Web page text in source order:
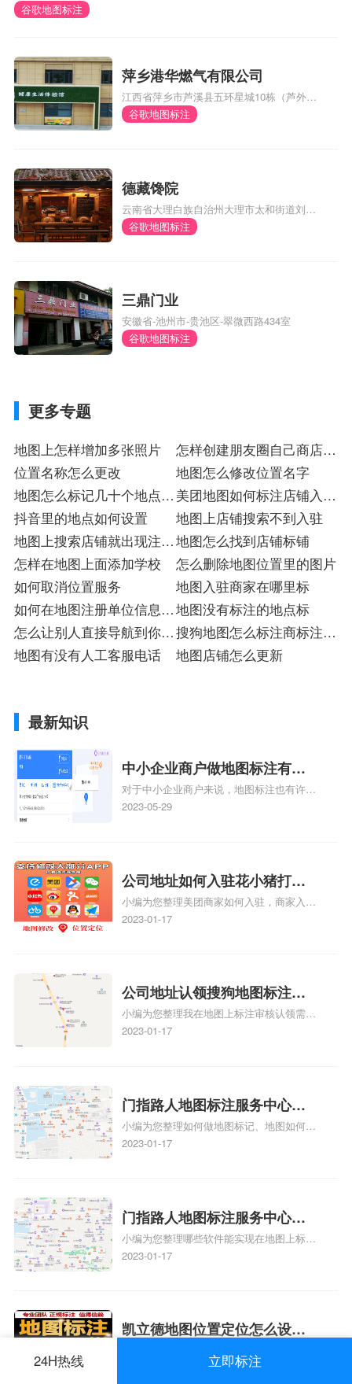
谷歌地图标注
萍乡港华燃气有限公司
江西省萍乡市芦溪县五环星城10栋（芦外和
体育馆对面）
谷歌地图标注
德藏馋院
云南省大理白族自治州大理市太和街道刘官
厂村委会风阳邑村290号
谷歌地图标注
三鼎门业
安徽省-池州市-贵池区-翠微西路434室
谷歌地图标注
更多专题
地图上怎样增加多张照片
怎样创建朋友圈自己商店的
位置
位置名称怎么更改
地图怎么修改位置名字
地图怎么标记几十个地点入
驻
美团地图如何标注店铺入驻
注册
抖音里的地点如何设置
地图上店铺搜索不到入驻
地图上搜索店铺就出现注册
入驻
地图怎么找到店铺标铺
怎样在地图上面添加学校
怎么删除地图位置里的图片
如何取消位置服务
地图入驻商家在哪里标
如何在地图注册单位信息入
驻
地图没有标注的地点标
怎么让别人直接导航到你的
店铺
搜狗地图怎么标注商标注册
店
地图有没有人工客服电话 地图店铺怎么更新
最新知识
中小企业商户做地图标注有什
么好处
对于中小企业商户来说，地图标注也有许多
好处，包括：提高可见性和曝光率：通过在
位置，增加商户被发现的机会。方便客户导
航：地图标注可以帮助客户更容易地找到商
户的实际位置。特别是对于新客户或不熟悉
该地区的客户来说，地图标注可以提供明确
图标注服务中心面的存在。对于一些客户来
说，实体指路人地
2023-05-29
公司地址如何入驻花小猪打车
地图标记？指路人地图标注服
务中心铺如何入驻花小猪打车
小编为您整理美团商家如何入驻，商家入驻
教程、商家如何入驻地图、如何入驻地:、
2023-01-17
公司地址认领搜狗地图标注多
久审核？公司地址认领地图标
注多久审核？
小编为您整理我在地图上标注审核认领需要
多久、我在地图上标注审核认领需要多久
情可查看下方正文！
2023-01-17
门指路人地图标注服务中心如
何做花小猪打车地图位置标
记？门指路人地图标注服务中
小编为您整理如何做地图标记、地图如何做
标记、so搜街景中如何做标记、360e启花贷
关地图标注知识，详情可查看下方正文！
2023-01-17
门指路人地图标注服务中心地
图位置地址标记？门指路人地
图标注服务中心苹果地图位置
小编为您整理哪些软件能实现在地图上标记
门指路人地图标注服务中心位置、门指路人
门指路人地图标注服务中心地址标注上地图
怎么弄相关地图标注知识，详情可查看下方
2023-01-17
凯立德地图位置定位怎么设置
自己的指路人地图标注服务中
啊、手机凯立德地图定位怎么设置往上走、
24H热线 立即标注